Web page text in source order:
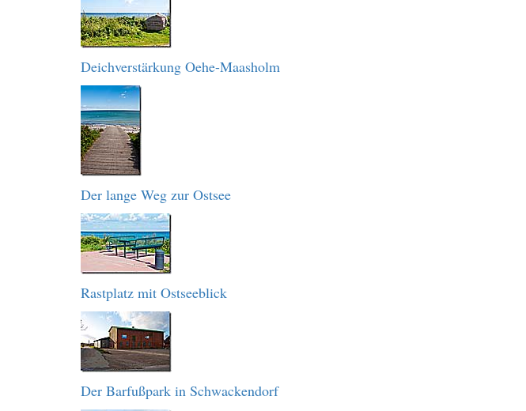
Deichverstärkung Oehe-Maasholm
Der lange Weg zur Ostsee
Rastplatz mit Ostseeblick
Der Barfußpark in Schwackendorf